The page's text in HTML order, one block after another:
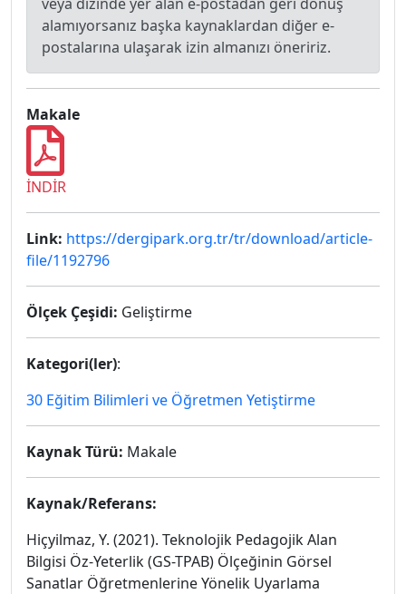
alamıyorsanız başka kaynaklardan diğer e-
postalarına ulaşarak izin almanızı öneririz.
Makale
İNDİR
Link: https://dergipark.org.tr/tr/download/article-
file/1192796
Ölçek Çeşidi: Geliştirme
Kategori(ler):
30 Eğitim Bilimleri ve Öğretmen Yetiştirme
Kaynak Türü: Makale
Kaynak/Referans:
Hiçyilmaz, Y. (2021). Teknolojik Pedagojik Alan
Bilgisi Öz-Yeterlik (GS-TPAB) Ölçeğinin Görsel
Sanatlar Öğretmenlerine Yönelik Uyarlama